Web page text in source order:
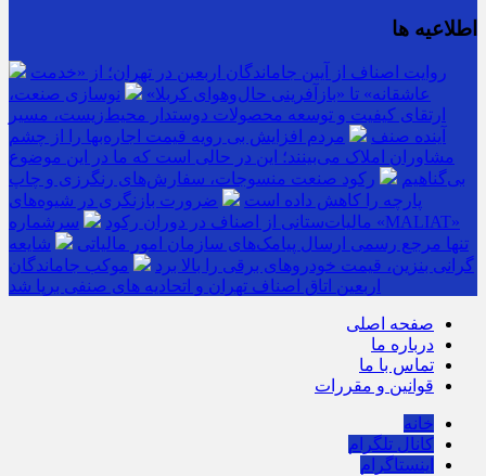
اطلاعیه ها
روایت اصناف از آیین جاماندگان اربعین در تهران؛ از «خدمت
عاشقانه» تا «بازآفرینی حال‌وهوای کربلا»
نوسازی صنعت،
ارتقای کیفیت و توسعه محصولات دوستدار محیط‌زیست، مسیر
آینده صنف
مردم افزایش بی رویه قیمت اجاره‌بها را از چشم
مشاوران املاک می‌بینند؛ این در حالی است که ما در این موضوع
بی‌گناهیم
رکود صنعت منسوجات، سفارش‌های رنگرزی و چاپ
پارچه را کاهش داده است
ضرورت بازنگری در شیوه‌های
مالیات‌ستانی از اصناف در دوران رکود
سرشماره «MALIAT»
تنها مرجع رسمی ارسال پیامک‌های سازمان امور مالیاتی
شایعه
گرانی بنزین، قیمت خودروهای برقی را بالا برد
موکب جاماندگان
اربعین اتاق اصناف تهران و اتحادیه های صنفی برپا شد
صفحه اصلی
درباره ما
تماس با ما
قوانین و مقررات
خانه
کانال تلگرام
اینستاگرام